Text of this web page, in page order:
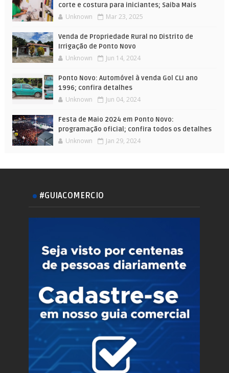
corte e costura para iniciantes; Saiba Mais
Unknown Mar 23, 2025
Venda de Propriedade Rural no Distrito de
Irrigação de Ponto Novo
Unknown Jun 14, 2024
Ponto Novo: Automóvel à venda Gol CLI ano
1996; confira detalhes
Unknown Jun 04, 2024
Festa de Maio 2024 em Ponto Novo:
programação oficial; confira todos os detalhes
Unknown Jan 29, 2024
#GUIACOMERCIO